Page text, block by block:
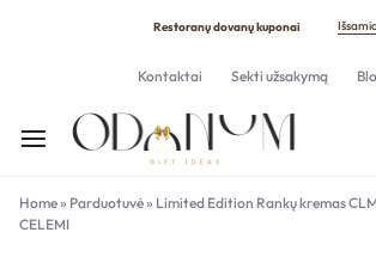
Restoranų dovanų kuponai
Kontaktai Sekti užsakymą
Home» Parduotuvė» Limited Edition Rankų kremas
CELEMI